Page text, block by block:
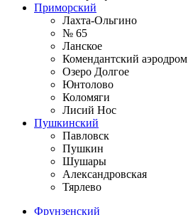
Приморский
Лахта-Ольгино
№ 65
Ланское
Комендантский аэродром
Озеро Долгое
Юнтолово
Коломяги
Лисий Нос
Пушкинский
Павловск
Пушкин
Шушары
Александровская
Тярлево
Фрунзенский